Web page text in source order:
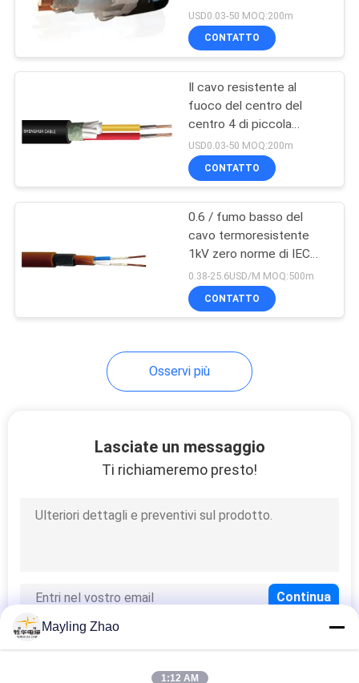
USD0.03-50 MOQ:200m
CONTATTO
Il cavo resistente al
fuoco del centro del
centro 4 di piccola
dimensione 2, fuoco ha
valutato il cavo elettrico
USD0.03-50 MOQ:200m
CONTATTO
0.6 / fumo basso del
cavo termoresistente
1kV zero norme di IEC
del cavo elettrico
dell'alogeno
0.38-25.6USD/M MOQ:500m
CONTATTO
Osservi più
Lasciate un messaggio
Ti richiameremo presto!
Mayling Zhao
1:12 AM